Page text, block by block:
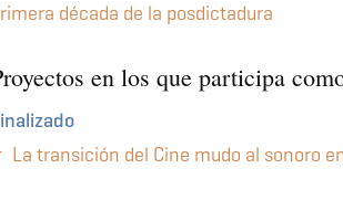
década de la posdictadura
en los que participa
La transición del Cine mudo al sonoro